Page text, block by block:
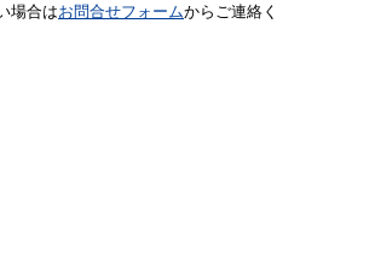
場合はお問合せフォームからご連絡く